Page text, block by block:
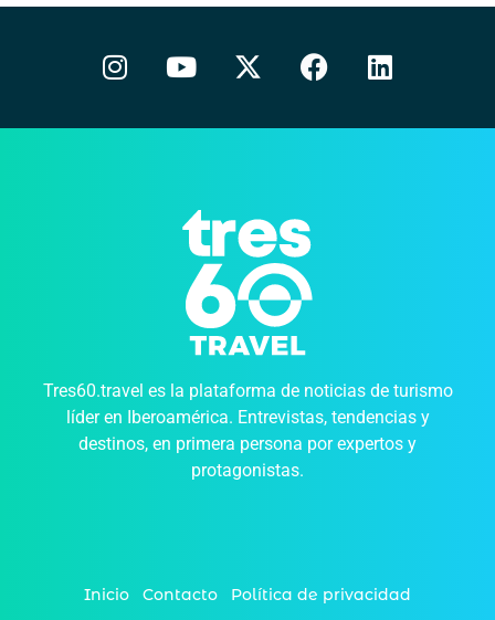
Tres60.travel es la plataforma de noticias de turismo
líder en Iberoamérica. Entrevistas, tendencias y
destinos, en primera persona por expertos y
protagonistas.
Inicio Contacto Política de privacidad